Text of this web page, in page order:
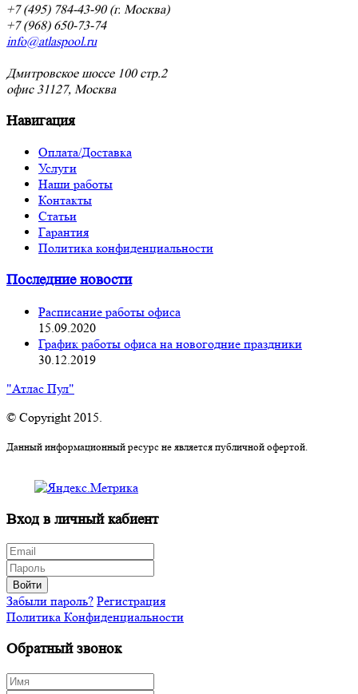
+7 (495) 784-43-90 (г. Москва)
+7 (968) 650-73-74
info@atlaspool.ru
Дмитровское шоссе 100 стр.2
офис 31127, Москва
Навигация
Оплата/Доставка
Услуги
Наши работы
Контакты
Статьи
Гарантия
Политика конфиденциальности
Последние новости
Расписание работы офиса
15.09.2020
График работы офиса на новогодние праздники
30.12.2019
"Атлас Пул"
© Copyright 2015.
Данный информационный ресурс не является публичной офертой.
Вход в личный кабиент
Войти
Забыли пароль? Регистрация
Политика Конфиденциальности
Обратный звонок